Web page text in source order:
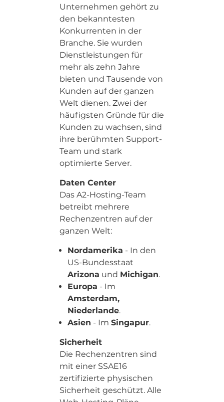
Unternehmen gehört zu
den bekanntesten
Konkurrenten in der
Branche. Sie wurden
Dienstleistungen für
mehr als zehn Jahre
bieten und Tausende von
Kunden auf der ganzen
Welt dienen. Zwei der
häufigsten Gründe für die
Kunden zu wachsen, sind
ihre berühmten Support-
Team und stark
optimierte Server.
Daten Center
Das A2-Hosting-Team
betreibt mehrere
Rechenzentren auf der
ganzen Welt:
Nordamerika - In den
US-Bundesstaat
Arizona und Michigan.
Europa - Im
Amsterdam,
Niederlande.
Asien - Im Singapur.
Sicherheit
Die Rechenzentren sind
mit einer SSAE16
zertifizierte physischen
Sicherheit geschützt. Alle